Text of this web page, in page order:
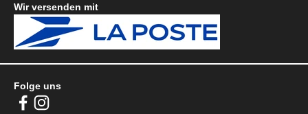
Folge uns
Wir versenden mit